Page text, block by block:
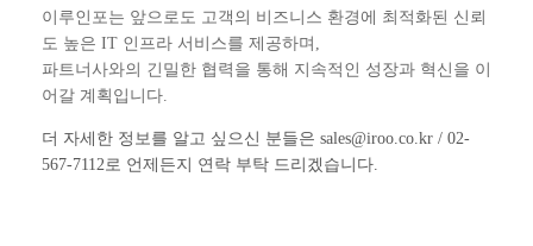
이루인포는 앞으로도 고객의 비즈니스 환경에 최적화된 신뢰
도 높은 IT 인프라 서비스를 제공하며,
파트너사와의 긴밀한 협력을 통해 지속적인 성장과 혁신을 이
어갈 계획입니다.
더 자세한 정보를 알고 싶으신 분들은 sales@iroo.co.kr / 02-
567-7112로 언제든지 연락 부탁 드리겠습니다.